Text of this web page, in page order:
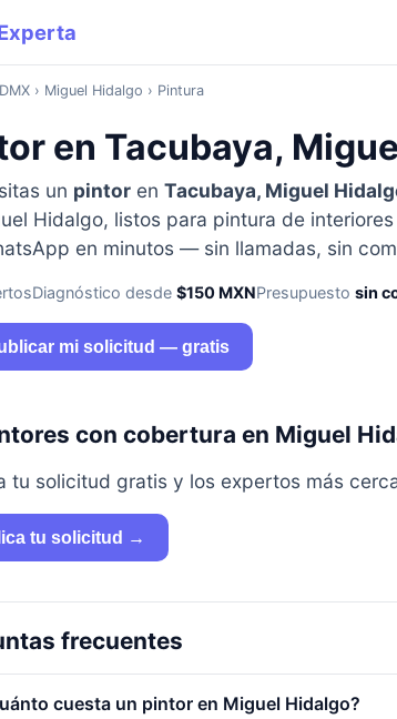
› Miguel Hidalgo › Pintura
en Tacubaya,
un pintoren Tacubaya, Miguel
Hidalgo, listos para pintura de
en minutos — sin llamadas, sin
Diagnóstico desde $150 MXNPresupuesto sin
mi solicitud — gratis
con cobertura en Miguel
tu solicitud gratis y los expertos más
tu solicitud →
frecuentes
cuesta un pintor en Miguel Hidalgo?